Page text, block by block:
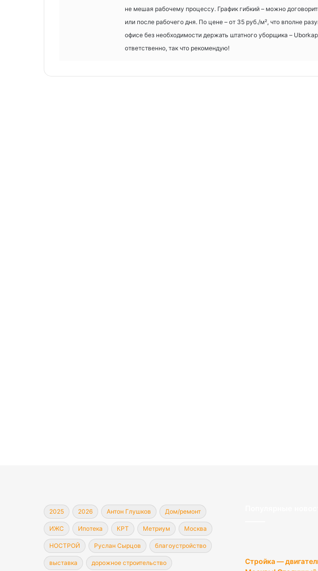
не мешая рабочему процессу. График гибкий – можно
или после рабочего дня. По цене – от 35 руб./м², что вполне
офисе без необходимости держать штатного уборщика –
ответственно, так что рекомендую!
2025 2026 Антон Глушков Дом/ремонт
ИЖС Ипотека КРТ Метриум Москва
НОСТРОЙ Руслан Сырцов благоустройство
выставка дорожное строительство
Стройка —